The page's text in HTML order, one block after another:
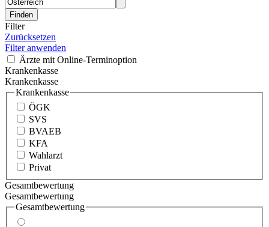
Finden
Filter
Zurücksetzen
Filter anwenden
Ärzte mit Online-Terminoption
Krankenkasse
Krankenkasse
Krankenkasse
ÖGK
SVS
BVAEB
KFA
Wahlarzt
Privat
Gesamtbewertung
Gesamtbewertung
Gesamtbewertung